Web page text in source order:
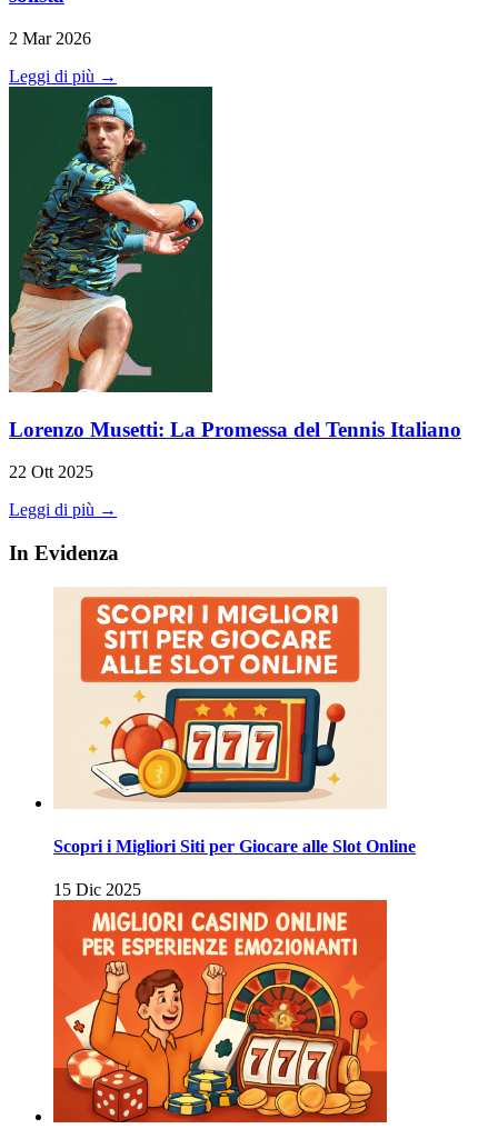
2 Mar 2026
Leggi di più →
Lorenzo Musetti: La Promessa del Tennis Italiano
22 Ott 2025
Leggi di più →
In Evidenza
Scopri i Migliori Siti per Giocare alle Slot Online
15 Dic 2025